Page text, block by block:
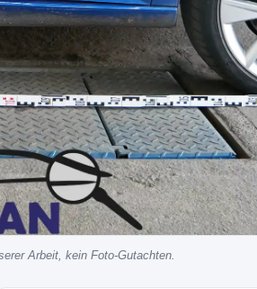
Arbeit, kein Foto-Gutachten.